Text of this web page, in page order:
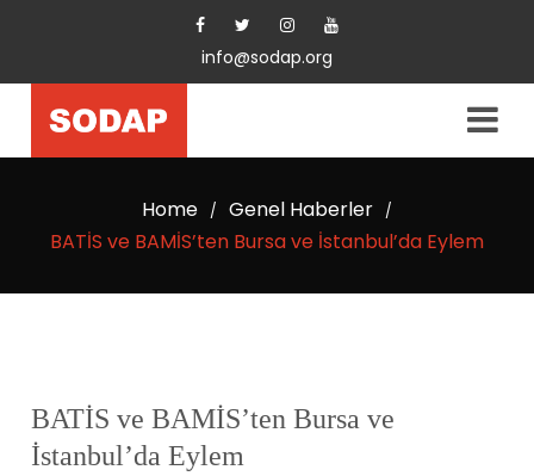
info@sodap.org
Home / Genel Haberler /
BATİS ve BAMİS’ten Bursa ve İstanbul’da Eylem
BATİS ve BAMİS’ten Bursa ve
İstanbul’da Eylem